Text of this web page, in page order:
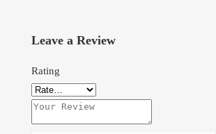
Leave a Review
Rating